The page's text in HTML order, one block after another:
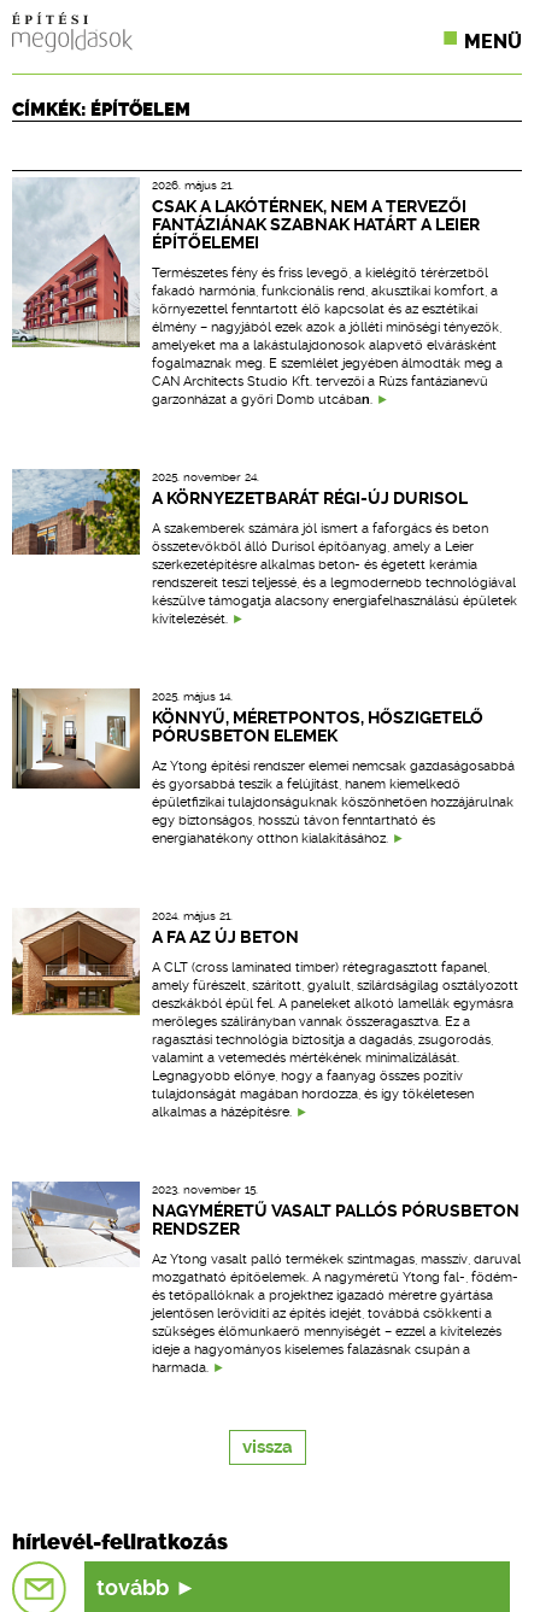
MENÜ
CPR TERMÉKKIÍRÁS
ÉPÍTÉSI JOG
ONLINE KÉPZÉSEK
TERVEZÉSI SEGÉDLETEK
CÍMKÉK: ÉPÍTŐELEM
2026. május 21.
CSAK A LAKÓTÉRNEK, NEM A TERVEZŐI
FANTÁZIÁNAK SZABNAK HATÁRT A LEIER
ÉPÍTŐELEMEI
Természetes fény és friss levegő, a kielégítő térérzetből
fakadó harmónia, funkcionális rend, akusztikai komfort, a
környezettel fenntartott élő kapcsolat és az esztétikai
élmény – nagyjából ezek azok a jólléti minőségi tényezők,
amelyeket ma a lakástulajdonosok alapvető elvárásként
fogalmaznak meg. E szemlélet jegyében álmodták meg a
CAN Architects Studio Kft. tervezői a Rúzs fantázianevű
garzonházat a győri Domb utcában.
2025. november 24.
A KÖRNYEZETBARÁT RÉGI-ÚJ DURISOL
A szakemberek számára jól ismert a faforgács és beton
összetevőkből álló Durisol építőanyag, amely a Leier
szerkezetépítésre alkalmas beton- és égetett kerámia
rendszereit teszi teljessé, és a legmodernebb technológiával
készülve támogatja alacsony energiafelhasználású épületek
kivitelezését.
2025. május 14.
KÖNNYŰ, MÉRETPONTOS, HŐSZIGETELŐ
PÓRUSBETON ELEMEK
Az Ytong építési rendszer elemei nemcsak gazdaságosabbá
és gyorsabbá teszik a felújítást, hanem kiemelkedő
épületfizikai tulajdonságuknak köszönhetően hozzájárulnak
egy biztonságos, hosszú távon fenntartható és
energiahatékony otthon kialakításához.
2024. május 21.
A FA AZ ÚJ BETON
A CLT (cross laminated timber) rétegragasztott fapanel,
amely fűrészelt, szárított, gyalult, szilárdságilag osztályozott
deszkákból épül fel. A paneleket alkotó lamellák egymásra
merőleges szálirányban vannak összeragasztva. Ez a
ragasztási technológia biztosítja a dagadás, zsugorodás,
valamint a vetemedés mértékének minimalizálását.
Legnagyobb előnye, hogy a faanyag összes pozitív
tulajdonságát magában hordozza, és így tökéletesen
alkalmas a házépítésre.
2023. november 15.
NAGYMÉRETŰ VASALT PALLÓS PÓRUSBETON
RENDSZER
Az Ytong vasalt palló termékek szintmagas, masszív, daruval
mozgatható építőelemek. A nagyméretű Ytong fal-, födém-
és tetőpallóknak a projekthez igazadó méretre gyártása
jelentősen lerövidíti az építés idejét, továbbá csökkenti a
szükséges élőmunkaerő mennyiségét – ezzel a kivitelezés
ideje a hagyományos kiselemes falazásnak csupán a
harmada.
vissza
hírlevél-feliratkozás
tovább